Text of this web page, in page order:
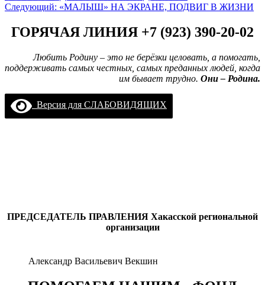
записи
Следующий: «МАЛЫШ» НА ЭКРАНЕ, ПОДВИГ В ЖИЗНИ
ГОРЯЧАЯ ЛИНИЯ +7 (923) 390-20-02
Любить Родину – это не берёзки целовать, а помогать,
поддерживать самых честных, самых преданных людей, когда
им бывает трудно. Они – Родина.
Версия для СЛАБОВИДЯЩИХ
ПРЕДСЕДАТЕЛЬ ПРАВЛЕНИЯ Хакасской региональной
организации
Александр Васильевич Векшин